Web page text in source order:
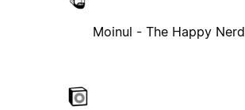
Moinul - The Happy Nerd